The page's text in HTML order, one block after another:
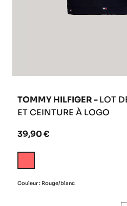
TOMMY HILFIGER -LOT
ET CEINTURE À LOGO
39,90 €
Couleur : Rouge/blanc